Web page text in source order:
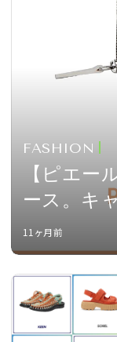
FASHION
【ピエー
ース。キ
う、ミニ
11ヶ月前